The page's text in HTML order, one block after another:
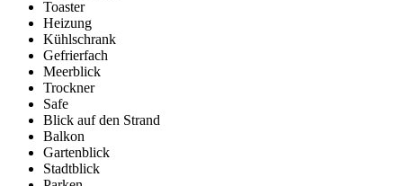
Toaster
Heizung
Kühlschrank
Gefrierfach
Meerblick
Trockner
Safe
Blick auf den Strand
Balkon
Gartenblick
Stadtblick